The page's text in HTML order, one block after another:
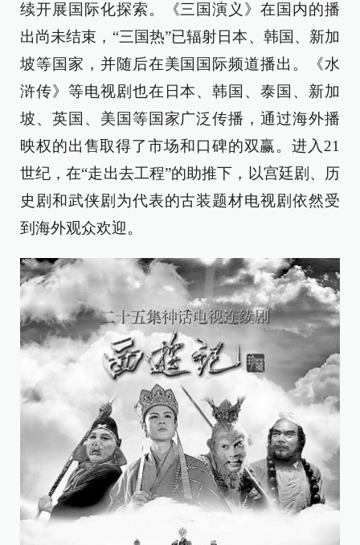
续开展国际化探索。《三国演义》在国内的播
出尚未结束，“三国热”已辐射日本、韩国、新加
坡等国家，并随后在美国国际频道播出。《水
浒传》等电视剧也在日本、韩国、泰国、新加
坡、英国、美国等国家广泛传播，通过海外播
映权的出售取得了市场和口碑的双赢。进入21
世纪，在“走出去工程”的助推下，以宫廷剧、历
史剧和武侠剧为代表的古装题材电视剧依然受
到海外观众欢迎。